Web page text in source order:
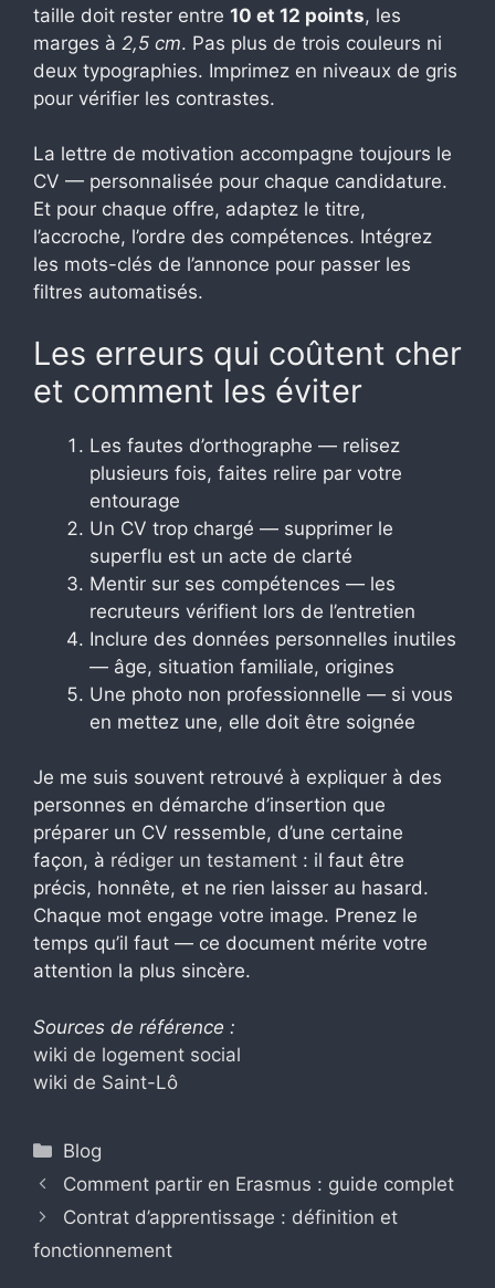
taille doit rester entre 10 et 12 points, les
marges à 2,5 cm. Pas plus de trois couleurs ni
deux typographies. Imprimez en niveaux de gris
pour vérifier les contrastes.
La lettre de motivation accompagne toujours le
CV — personnalisée pour chaque candidature.
Et pour chaque offre, adaptez le titre,
l’accroche, l’ordre des compétences. Intégrez
les mots-clés de l’annonce pour passer les
filtres automatisés.
Les erreurs qui coûtent cher
et comment les éviter
Les fautes d’orthographe — relisez
plusieurs fois, faites relire par votre
entourage
Un CV trop chargé — supprimer le
superflu est un acte de clarté
Mentir sur ses compétences — les
recruteurs vérifient lors de l’entretien
Inclure des données personnelles inutiles
— âge, situation familiale, origines
Une photo non professionnelle — si vous
en mettez une, elle doit être soignée
Je me suis souvent retrouvé à expliquer à des
personnes en démarche d’insertion que
préparer un CV ressemble, d’une certaine
façon, à rédiger un testament : il faut être
précis, honnête, et ne rien laisser au hasard.
Chaque mot engage votre image. Prenez le
temps qu’il faut — ce document mérite votre
attention la plus sincère.
Sources de référence :
wiki de logement social
wiki de Saint-Lô
Catégories
Blog
Comment partir en Erasmus : guide complet
Contrat d’apprentissage : définition et
fonctionnement